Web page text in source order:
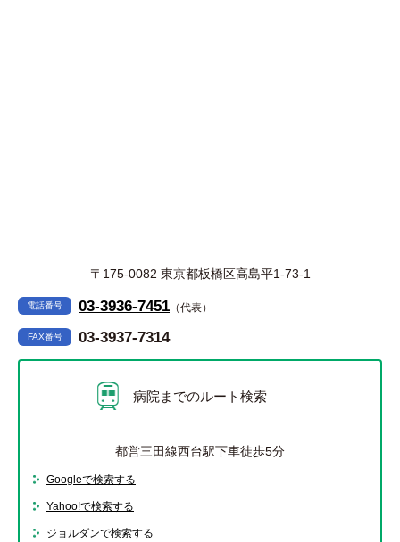
〒175-0082 東京都板橋区高島平1-73-1
電話番号 03-3936-7451 （代表）
FAX番号 03-3937-7314
病院までのルート検索
都営三田線西台駅下車徒歩5分
Googleで検索する
Yahoo!で検索する
ジョルダンで検索する